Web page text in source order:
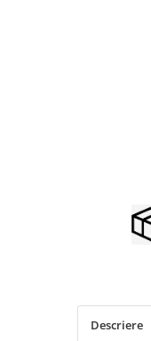
Microfoane lavaliera
Microfoane podcast,
Microfoane pt instalatii
Descriere